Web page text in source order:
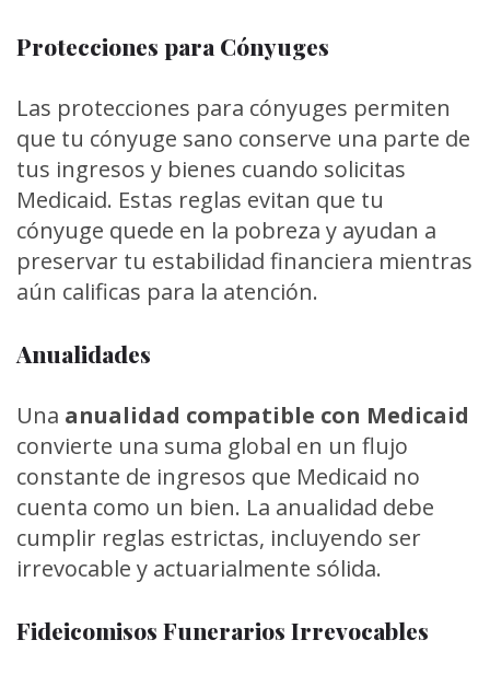
Protecciones para Cónyuges
Las protecciones para cónyuges permiten
que tu cónyuge sano conserve una parte de
tus ingresos y bienes cuando solicitas
Medicaid. Estas reglas evitan que tu
cónyuge quede en la pobreza y ayudan a
preservar tu estabilidad financiera mientras
aún calificas para la atención.
Anualidades
Una anualidad compatible con Medicaid
convierte una suma global en un flujo
constante de ingresos que Medicaid no
cuenta como un bien. La anualidad debe
cumplir reglas estrictas, incluyendo ser
irrevocable y actuarialmente sólida.
Fideicomisos Funerarios Irrevocables